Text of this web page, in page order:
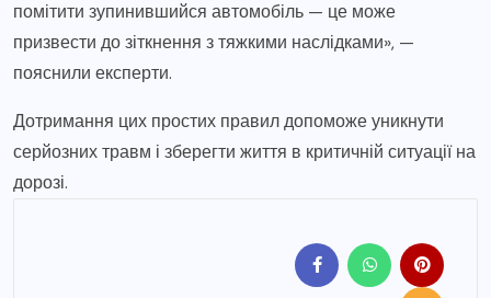
помітити зупинившийся автомобіль — це може
призвести до зіткнення з тяжкими наслідками», —
пояснили експерти.
Дотримання цих простих правил допоможе уникнути
серйозних травм і зберегти життя в критичній ситуації на
дорозі.